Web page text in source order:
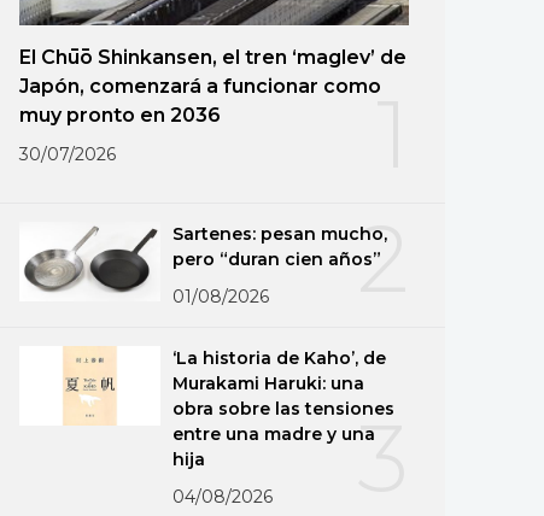
El Chūō Shinkansen, el tren ‘maglev’ de
Japón, comenzará a funcionar como
muy pronto en 2036
30/07/2026
2
Sartenes: pesan mucho,
pero “duran cien años”
01/08/2026
3
‘La historia de Kaho’, de
Murakami Haruki: una
obra sobre las tensiones
entre una madre y una
hija
04/08/2026